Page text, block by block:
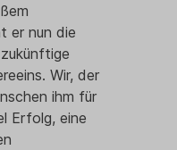
er nun die
Wir, der
ihm für
Erfolg, eine